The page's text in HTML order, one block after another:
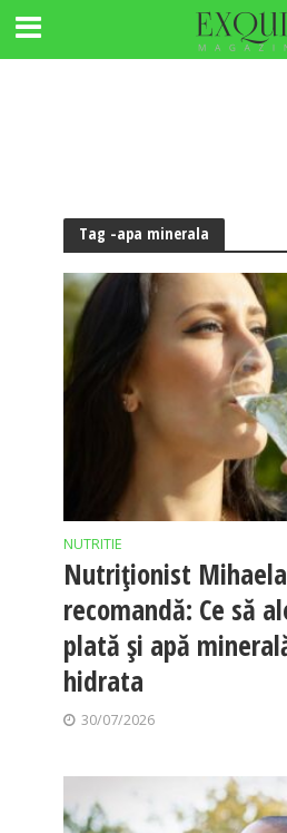
Tag -apa minerala
NUTRITIE
Nutriționist
recomandă: Ce să
plată și apă
hidrata
30/07/2026